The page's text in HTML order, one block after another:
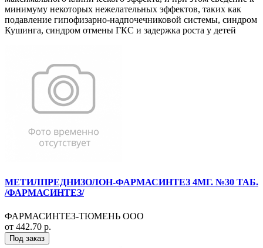
минимуму некоторых нежелательных эффектов, таких как
подавление гипофизарно-надпочечниковой системы, синдром
Кушинга, синдром отмены ГКС и задержка роста у детей
МЕТИЛПРЕДНИЗОЛОН-ФАРМАСИНТЕЗ 4МГ. №30 ТАБ.
/ФАРМАСИНТЕЗ/
ФАРМАСИНТЕЗ-ТЮМЕНЬ ООО
от 442.70 р.
Под заказ